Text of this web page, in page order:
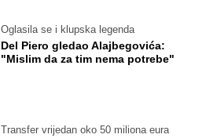
Oglasila se i klupska legenda
Del Piero gledao Alajbegovića:
"Mislim da za tim nema potrebe"
Transfer vrijedan oko 50 miliona eura